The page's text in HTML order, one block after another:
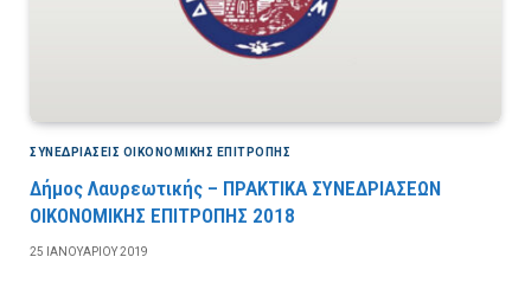
ΣΥΝΕΔΡΙΆΣΕΙΣ ΟΙΚΟΝΟΜΙΚΉΣ ΕΠΙΤΡΟΠΉΣ
Δήμος Λαυρεωτικής – ΠΡΑΚΤΙΚΑ ΣΥΝΕΔΡΙΑΣΕΩΝ
ΟΙΚΟΝΟΜΙΚΗΣ ΕΠΙΤΡΟΠΗΣ 2018
25 ΙΑΝΟΥΑΡΊΟΥ 2019